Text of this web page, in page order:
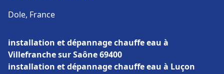
Dole, France
installation et dépannage chauffe eau à
Villefranche sur Saône 69400
installation et dépannage chauffe eau à Luçon